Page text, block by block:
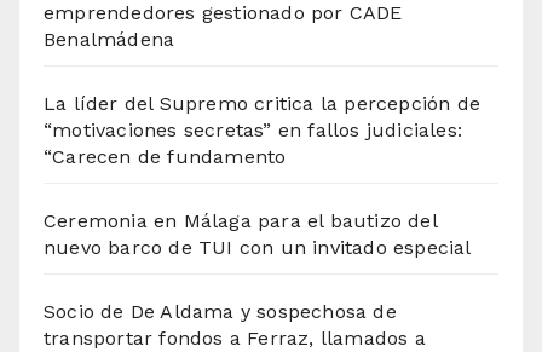
emprendedores gestionado por CADE
Benalmádena
La líder del Supremo critica la percepción de
“motivaciones secretas” en fallos judiciales:
“Carecen de fundamento
Ceremonia en Málaga para el bautizo del
nuevo barco de TUI con un invitado especial
Socio de De Aldama y sospechosa de
transportar fondos a Ferraz, llamados a